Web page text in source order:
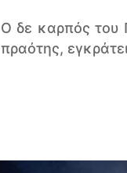
Ο δε καρπός του
πραότης,